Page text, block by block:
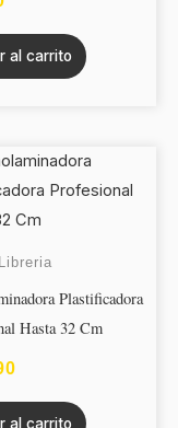
al carrito
Plastificadora
Hasta 32 Cm
al carrito